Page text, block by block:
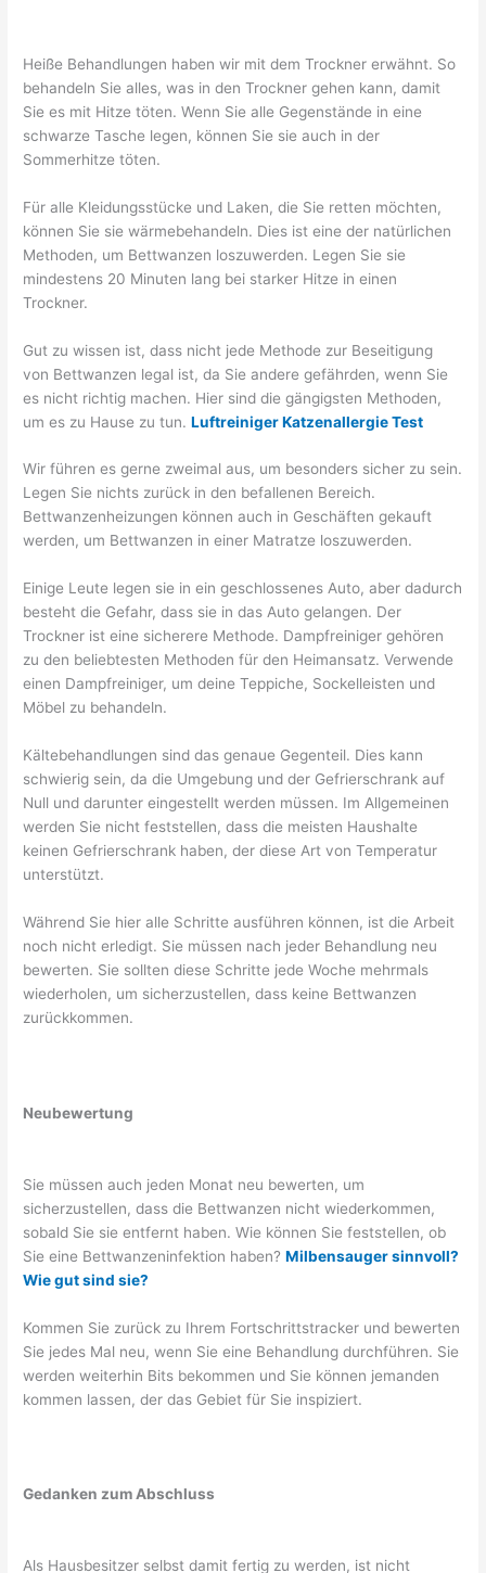
Heiße Behandlungen haben wir mit dem Trockner erwähnt. So
behandeln Sie alles, was in den Trockner gehen kann, damit
Sie es mit Hitze töten. Wenn Sie alle Gegenstände in eine
schwarze Tasche legen, können Sie sie auch in der
Sommerhitze töten.
Für alle Kleidungsstücke und Laken, die Sie retten möchten,
können Sie sie wärmebehandeln. Dies ist eine der natürlichen
Methoden, um Bettwanzen loszuwerden. Legen Sie sie
mindestens 20 Minuten lang bei starker Hitze in einen
Trockner.
Gut zu wissen ist, dass nicht jede Methode zur Beseitigung
von Bettwanzen legal ist, da Sie andere gefährden, wenn Sie
es nicht richtig machen. Hier sind die gängigsten Methoden,
um es zu Hause zu tun.Luftreiniger Katzenallergie Test
Wir führen es gerne zweimal aus, um besonders sicher zu sein.
Legen Sie nichts zurück in den befallenen Bereich.
Bettwanzenheizungen können auch in Geschäften gekauft
werden, um Bettwanzen in einer Matratze loszuwerden.
Einige Leute legen sie in ein geschlossenes Auto, aber dadurch
besteht die Gefahr, dass sie in das Auto gelangen. Der
Trockner ist eine sicherere Methode. Dampfreiniger gehören
zu den beliebtesten Methoden für den Heimansatz. Verwende
einen Dampfreiniger, um deine Teppiche, Sockelleisten und
Möbel zu behandeln.
Kältebehandlungen sind das genaue Gegenteil. Dies kann
schwierig sein, da die Umgebung und der Gefrierschrank auf
Null und darunter eingestellt werden müssen. Im Allgemeinen
werden Sie nicht feststellen, dass die meisten Haushalte
keinen Gefrierschrank haben, der diese Art von Temperatur
unterstützt.
Während Sie hier alle Schritte ausführen können, ist die Arbeit
noch nicht erledigt. Sie müssen nach jeder Behandlung neu
bewerten. Sie sollten diese Schritte jede Woche mehrmals
wiederholen, um sicherzustellen, dass keine Bettwanzen
zurückkommen.
Neubewertung
Sie müssen auch jeden Monat neu bewerten, um
sicherzustellen, dass die Bettwanzen nicht wiederkommen,
sobald Sie sie entfernt haben. Wie können Sie feststellen, ob
Sie eine Bettwanzeninfektion haben?Milbensauger sinnvoll?
Wie gut sind sie?
Kommen Sie zurück zu Ihrem Fortschrittstracker und bewerten
Sie jedes Mal neu, wenn Sie eine Behandlung durchführen. Sie
werden weiterhin Bits bekommen und Sie können jemanden
kommen lassen, der das Gebiet für Sie inspiziert.
Gedanken zum Abschluss
Als Hausbesitzer selbst damit fertig zu werden, ist nicht